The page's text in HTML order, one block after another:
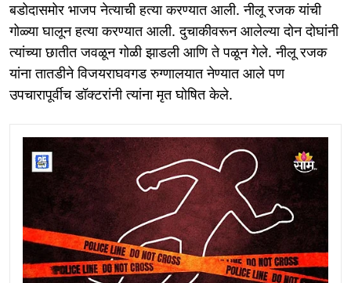
बडोदासमोर भाजप नेत्याची हत्या करण्यात आली. नीलू रजक यांची
गोळ्या घालून हत्या करण्यात आली. दुचाकीवरून आलेल्या दोन दोघांनी
त्यांच्या छातीत जवळून गोळी झाडली आणि ते पळून गेले. नीलू रजक
यांना तातडीने विजयराघवगड रुग्णालयात नेण्यात आले पण
उपचारापूर्वीच डॉक्टरांनी त्यांना मृत घोषित केले.